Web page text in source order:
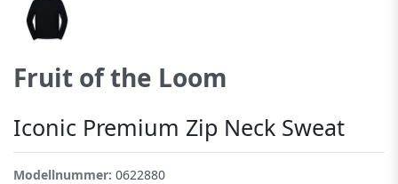
Fruit of the Loom
Iconic Premium Zip Neck Sweat
Modellnummer: 0622880